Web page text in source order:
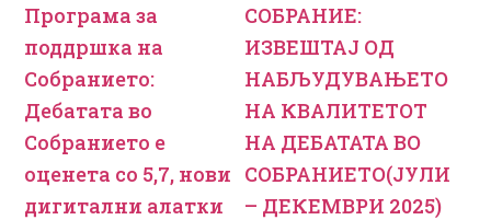
Програма за
поддршка на
Собранието:
Дебатата во
Собранието е
оценета со 5,7, нови
дигитални алатки
СОБРАНИЕ:
ИЗВЕШТАЈ ОД
НАБЉУДУВАЊЕТО
НА КВАЛИТЕТОТ
НА ДЕБАТАТА ВО
СОБРАНИЕТО(ЈУЛИ
– ДЕКЕМВРИ 2025)